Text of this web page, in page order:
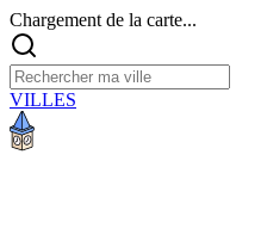
Chargement de la carte...
VILLES